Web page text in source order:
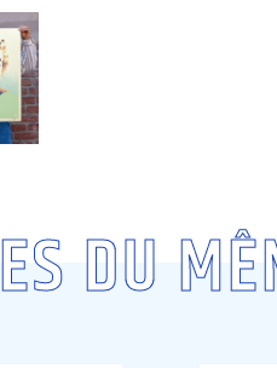
DU